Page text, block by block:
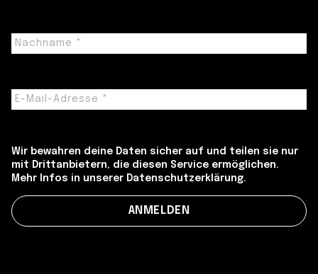
Wir bewahren deine Daten sicher auf und teilen sie nur
mit Drittanbietern, die diesen Service ermöglichen.
Mehr Infos in unserer Datenschutzerklärung.